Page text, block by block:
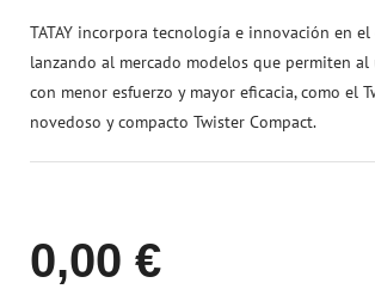
TATAY incorpora tecnología e innovación en
lanzando al mercado modelos que permiten
con menor esfuerzo y mayor eficacia, como el
novedoso y compacto Twister Compact.
0,00 €